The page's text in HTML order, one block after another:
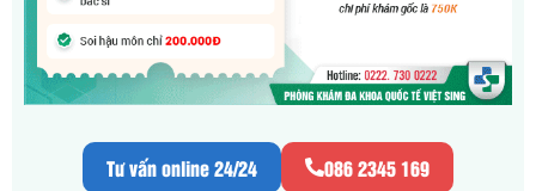
Tư vấn online 24/24 086 2345 169